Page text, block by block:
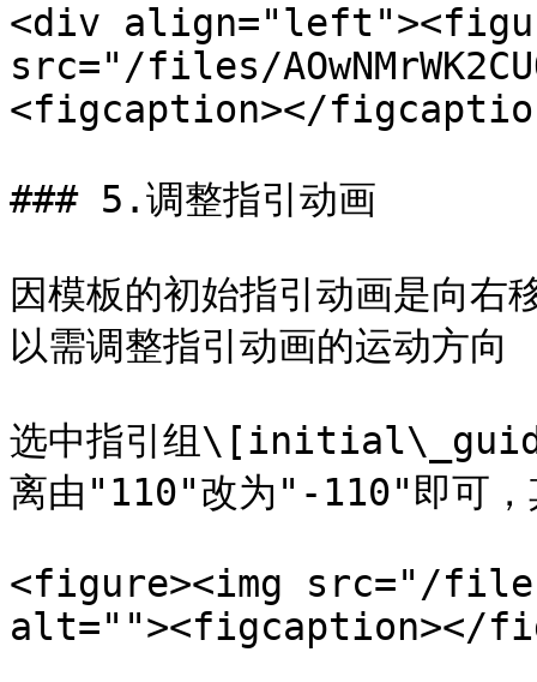
<div
src="/files/
<figcaption></
### 5.调整指引动画
因模板的初始指引动画是向右
以需调整指引动画的运动方向
选中指引组
离由"110"改为"-110"即可，
<figure><img src="/
alt=""><figcaption></